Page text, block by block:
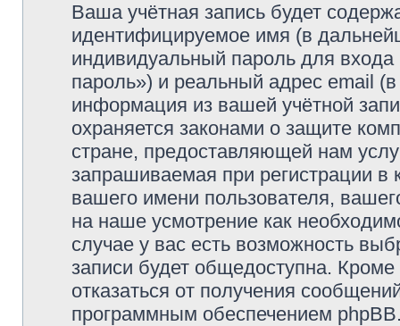
Ваша учётная запись будет
идентифицируемое имя (в
индивидуальный пароль для
пароль») и реальный адрес email
информация из вашей учётной
охраняется законами о защите
стране, предоставляющей нам
запрашиваемая при регистрации
вашего имени пользователя,
на наше усмотрение как
случае у вас есть возможность
записи будет общедоступна. Кроме
отказаться от получения
программным обеспечением